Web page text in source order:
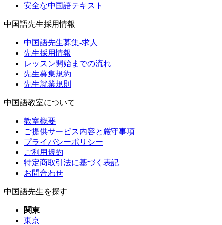
安全な中国語テキスト
中国語先生採用情報
中国語先生募集-求人
先生採用情報
レッスン開始までの流れ
先生募集規約
先生就業規則
中国語教室について
教室概要
ご提供サービス内容と厳守事項
プライバシーポリシー
ご利用規約
特定商取引法に基づく表記
お問合わせ
中国語先生を探す
関東
東京